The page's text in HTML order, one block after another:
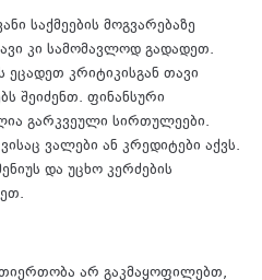
საქმეების მოგვარებაზე
კი სამომავლოდ გადადეთ.
კრიტიკისგან თავი
შეიძენთ. ფინანსური
გარკვეული სირთულეები.
ვალები ან კრედიტები აქვს.
და უცხო კერძების
არ გაკმაყოფილებთ,